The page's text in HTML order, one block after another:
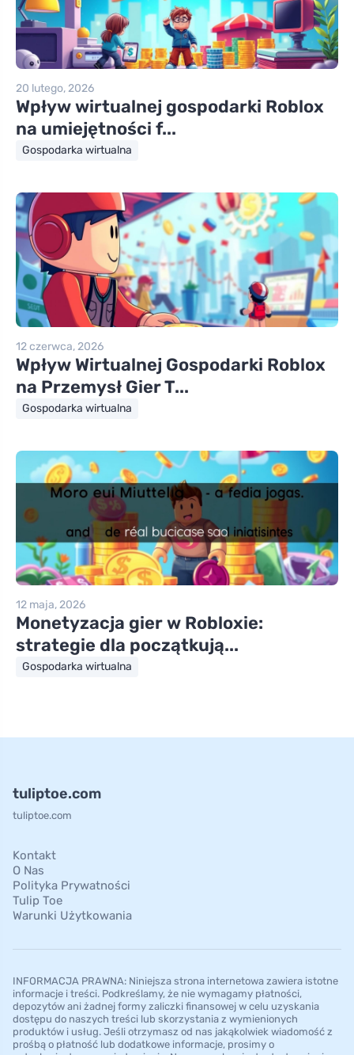
20 lutego, 2026
Wpływ wirtualnej gospodarki Roblox
na umiejętności f...
Gospodarka wirtualna
12 czerwca, 2026
Wpływ Wirtualnej Gospodarki Roblox
na Przemysł Gier T...
Gospodarka wirtualna
12 maja, 2026
Monetyzacja gier w Robloxie:
strategie dla początkują...
Gospodarka wirtualna
tuliptoe.com
tuliptoe.com
Kontakt
O Nas
Polityka Prywatności
Tulip Toe
Warunki Użytkowania
INFORMACJA PRAWNA: Niniejsza strona internetowa zawiera istotne
informacje i treści. Podkreślamy, że nie wymagamy płatności,
depozytów ani żadnej formy zaliczki finansowej w celu uzyskania
dostępu do naszych treści lub skorzystania z wymienionych
produktów i usług. Jeśli otrzymasz od nas jakąkolwiek wiadomość z
prośbą o płatność lub dodatkowe informacje, prosimy o